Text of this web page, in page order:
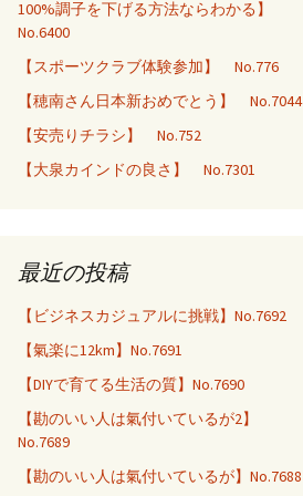
100%調子を下げる方法ならわかる】
No.6400
【スポーツクラブ体験参加】 No.776
【穂南さん日本新おめでとう】 No.7044
【安売りチラシ】 No.752
【大泉カインドの良さ】 No.7301
最近の投稿
【ビジネスカジュアルに挑戦】No.7692
【氣楽に12km】No.7691
【DIYで育てる生活の質】No.7690
【勘のいい人は氣付いているが2】
No.7689
【勘のいい人は氣付いているが】No.7688